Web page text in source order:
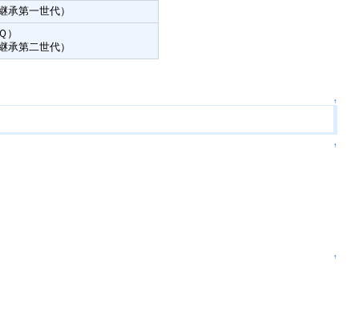
承第一世代）
承第二世代）
↑
↑
↑